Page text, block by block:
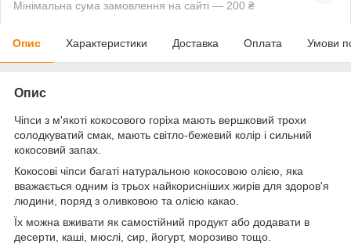
Мінімальна сума замовлення на сайті — 200 ₴
Опис Характеристики Доставка Оплата Умови
Опис
Чіпси з м'якоті кокосового горіха мають вершковий трохи
солодкуватий смак, мають світло-бежевий колір і сильний
кокосовий запах.
Кокосові чіпси багаті натуральною кокосовою олією, яка
вважається одним із трьох найкорисніших жирів для здоров'я
людини, поряд з оливковою та олією какао.
Їх можна вживати як самостійний продукт або додавати в
десерти, каші, мюслі, сир, йогурт, морозиво тощо.